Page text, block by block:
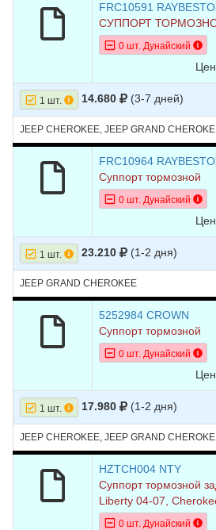
FRC10591
СУППОРТ
0 шт. Дунайский
1 шт. 14.680 (3-7 дней)
JEEP CHEROKEE, JEEP GRAND
FRC10964
Суппорт тормозной
0 шт. Дунайский
1 шт. 23.210 (1-2 дня)
JEEP GRAND CHEROKEE
5252984 CROWN
Суппорт тормозной
0 шт. Дунайский
1 шт. 17.980 (1-2 дня)
JEEP CHEROKEE, JEEP GRAND
HZTCH004 NTY
Суппорт тормозной
Liberty 04-07,
0 шт. Дунайский